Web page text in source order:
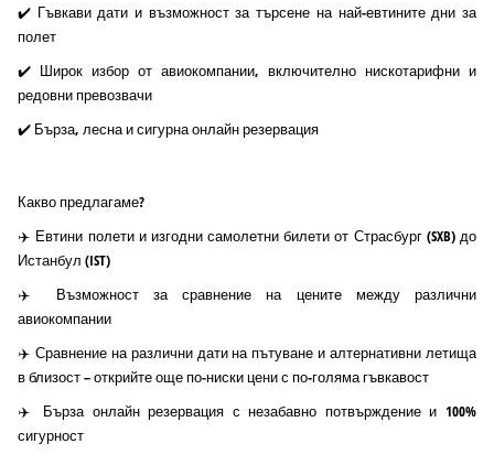
✔️ Гъвкави дати и възможност за търсене на най-евтините дни за
полет
✔️ Широк избор от авиокомпании, включително нискотарифни и
редовни превозвачи
✔️ Бърза, лесна и сигурна онлайн резервация
Какво предлагаме?
✈️ Евтини полети и изгодни самолетни билети от Страсбург (SXB) до
Истанбул (IST)
✈️ Възможност за сравнение на цените между различни
авиокомпании
✈️ Сравнение на различни дати на пътуване и алтернативни летища
в близост – открийте още по-ниски цени с по-голяма гъвкавост
✈️ Бърза онлайн резервация с незабавно потвърждение и 100%
сигурност